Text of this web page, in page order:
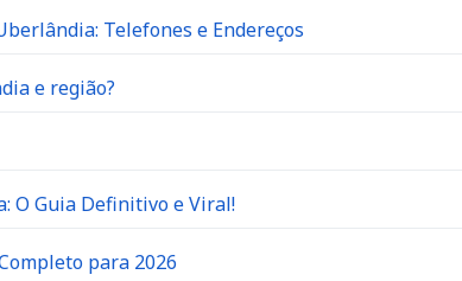
Telefones e Endereços
e região?
O Guia Definitivo e Viral!
para 2026